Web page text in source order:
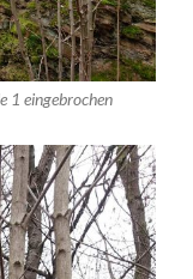
1 eingebrochen